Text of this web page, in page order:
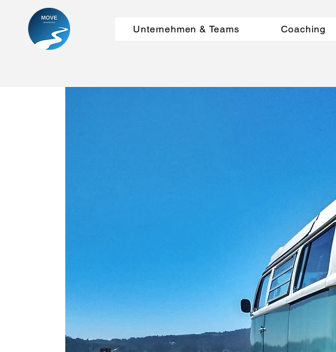
Unternehmen & Teams Coaching